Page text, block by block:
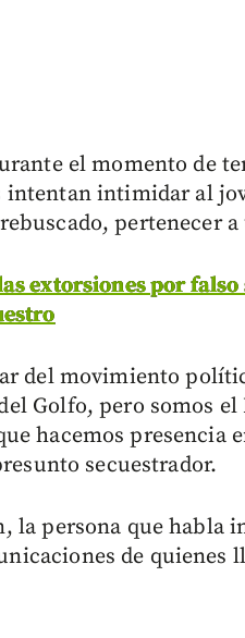
el momento de
intentan intimidar al
pertenecer
extorsiones por
del movimiento
Golfo, pero somos
hacemos presencia
secuestrador.
la persona que habla
de quienes